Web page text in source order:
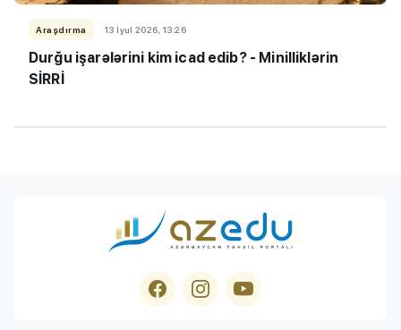
Araşdırma 13 İyul 2026, 13:26
Durğu işarələrini kim icad edib? - Minilliklərin
SİRRİ